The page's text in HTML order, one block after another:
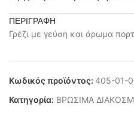
ΠΕΡΙΓΡΑΦΉ
Γρέζι με γεύση και άρωμα
Κωδικός προϊόντος: 405-01-
Κατηγορία: ΒΡΩΣΙΜΑ